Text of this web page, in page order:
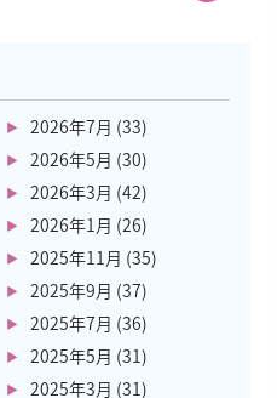
2026年7月 (33)
2026年5月 (30)
2026年3月 (42)
2026年1月 (26)
2025年11月 (35)
2025年9月 (37)
2025年7月 (36)
2025年5月 (31)
2025年3月 (31)